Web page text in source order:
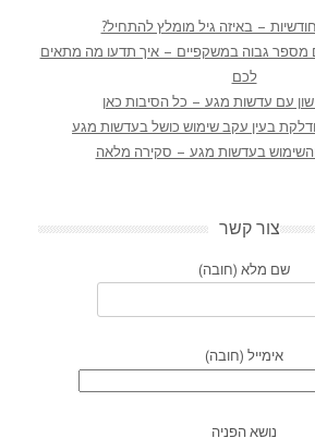
– באיזה גיל מומלץ להתחיל?
מספר גבוה במשקפיים – איך תדעו מה מתאים
לכם
עם עדשות מגע – כל הסיבות כאן
ודלקת בעין עקב שימוש כושל בעדשות מגע
והשימוש בעדשות מגע – סקירה מלאה
צור קשר
שם מלא (חובה)
אימייל (חובה)
נושא הפניה